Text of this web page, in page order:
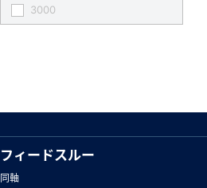
3000
フィードスルー
同軸